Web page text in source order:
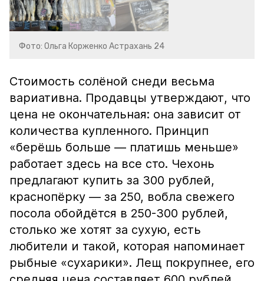
Фото: Ольга Корженко Астрахань 24
Стоимость солёной снеди весьма
вариативна. Продавцы утверждают, что
цена не окончательная: она зависит от
количества купленного. Принцип
«берёшь больше — платишь меньше»
работает здесь на все сто. Чехонь
предлагают купить за 300 рублей,
краснопёрку — за 250, вобла свежего
посола обойдётся в 250-300 рублей,
столько же хотят за сухую, есть
любители и такой, которая напоминает
рыбные «сухарики». Лещ покрупнее, его